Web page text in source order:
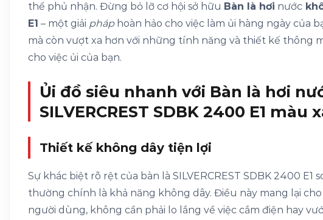
thể phủ nhận. Đừng bỏ lỡ cơ hội sở hữu Bàn là hơi nước
E1 – một giải pháp hoàn hảo cho việc làm ủi hàng ngày của
mà còn vượt xa hơn với những tính năng và thiết kế thông
cho việc ủi của bạn.
Ủi đồ siêu nhanh với Bàn là hơi
SILVERCREST SDBK 2400 E1 màu
Thiết kế không dây tiện lợi
Sự khác biệt rõ rệt của bàn là SILVERCREST SDBK 2400 E1
thường chính là khả năng không dây. Điều này mang lại
người dùng, không cần phải lo lắng về việc cắm điện hay